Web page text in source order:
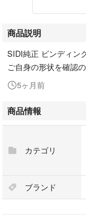
商品説明
SIDI純正 ビンディン
ご自身の形状を確認
5ヶ月前
商品情報
カテゴリ
ブランド